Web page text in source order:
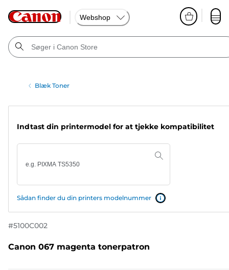
Webshop
Blæk Toner
Indtast din printermodel for at tjekke kompatibilitet
Sådan finder du din printers modelnummer
#5100C002
Canon 067 magenta tonerpatron